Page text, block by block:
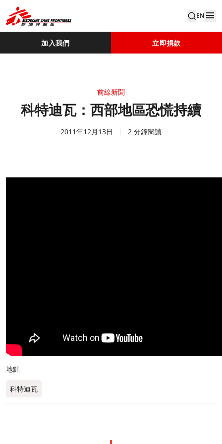
EN
加入我們 立即捐款
前線新聞
科特迪瓦：西部地區恐慌持續
2011年12月13日 2 分鐘閱讀
地點
科特迪瓦